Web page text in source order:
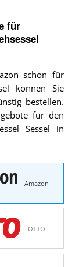
für
schon für
können Sie
bestellen.
für den
Sessel in
Amazon
OTTO